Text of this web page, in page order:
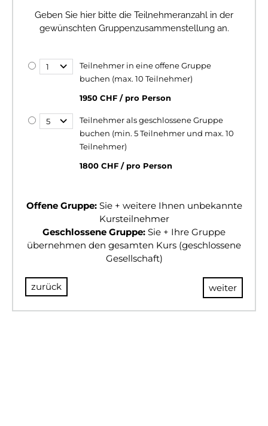
Geben Sie hier bitte die Teilnehmeranzahl in der
gewünschten Gruppenzusammenstellung an.
Teilnehmer in eine offene Gruppe
buchen (max. 10 Teilnehmer)
1950 CHF / pro Person
Teilnehmer als geschlossene Gruppe
buchen (min. 5 Teilnehmer und max. 10
Teilnehmer)
1800 CHF / pro Person
Offene Gruppe:Sie + weitere Ihnen unbekannte
Kursteilnehmer
Geschlossene Gruppe: Sie + Ihre Gruppe
übernehmen den gesamten Kurs (geschlossene
Gesellschaft)
zurück weiter